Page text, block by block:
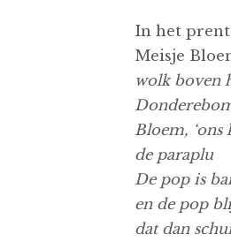
In het
Meisje
wolk boven
Bloem, ‘ons
de paraplu
De pop is
en de pop
dat dan